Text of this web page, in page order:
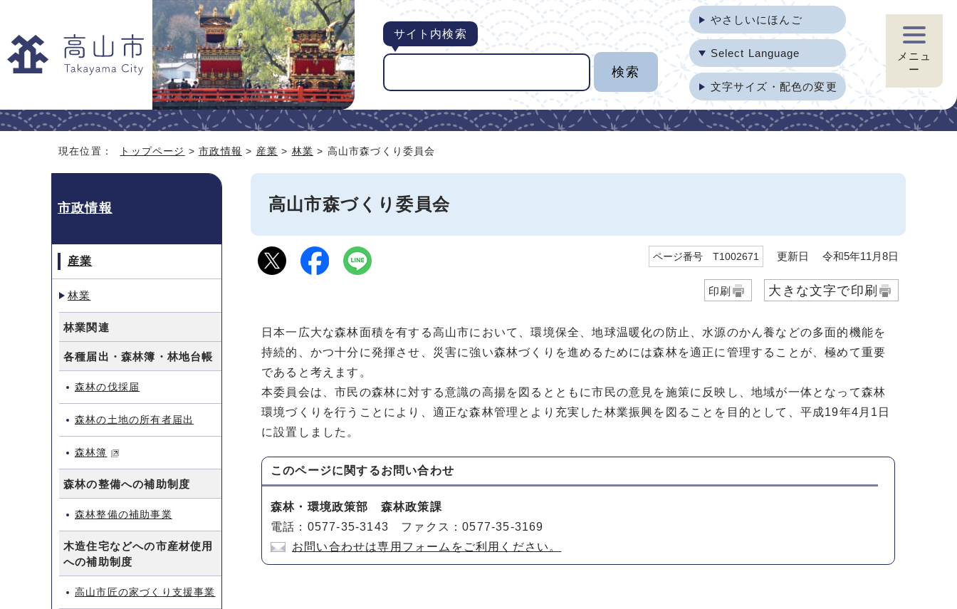
サイト内検索
やさしいにほんご
Select Language
文字サイズ・配色の変更
メニュ
ー
現在位置： トップページ >市政情報 > 産業 > 林業 > 高山市森づくり委員会
高山市森づくり委員会
ページ番号 T1002671 更新日 令和5年11月8日
印刷 大きな文字で印刷
日本一広大な森林面積を有する高山市において、環境保全、地球温暖化の防止、水源のかん養などの多面的機能を
持続的、かつ十分に発揮させ、災害に強い森林づくりを進めるためには森林を適正に管理することが、極めて重要
であると考えます。
本委員会は、市民の森林に対する意識の高揚を図るとともに市民の意見を施策に反映し、地域が一体となって森林
環境づくりを行うことにより、適正な森林管理とより充実した林業振興を図ることを目的として、平成19年4月1日
に設置しました。
このページに関するお問い合わせ
森林・環境政策部 森林政策課
電話：0577-35-3143 ファクス：0577-35-3169
お問い合わせは専用フォームをご利用ください。
市政情報
産業
林業
林業関連
各種届出・森林簿・林地台帳
森林の伐採届
森林の土地の所有者届出
森林簿
森林の整備への補助制度
森林整備の補助事業
木造住宅などへの市産材使用
への補助制度
高山市匠の家づくり支援事業